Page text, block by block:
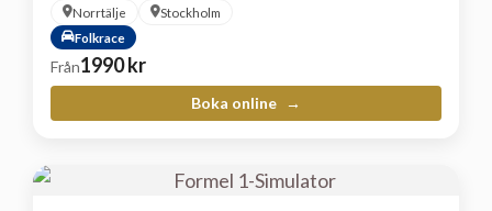
Norrtälje
Stockholm
Folkrace
Från1990kr
Boka online